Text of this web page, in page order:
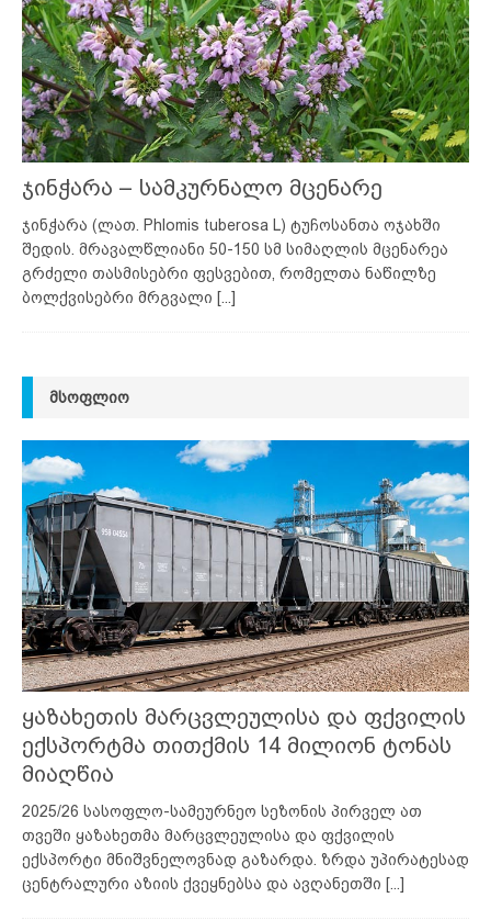
ჯინჭარა – სამკურნალო მცენარე
ჯინჭარა (ლათ. Phlomis tuberosa L) ტუჩოსანთა ოჯახში
შედის. მრავალწლიანი 50-150 სმ სიმაღლის მცენარეა
გრძელი თასმისებრი ფესვებით, რომელთა ნაწილზე
ბოლქვისებრი მრგვალი [...]
ᲛᲡᲝᲤᲚᲘᲝ
ყაზახეთის მარცვლეულისა და ფქვილის
ექსპორტმა თითქმის 14 მილიონ ტონას
მიაღწია
2025/26 სასოფლო-სამეურნეო სეზონის პირველ ათ
თვეში ყაზახეთმა მარცვლეულისა და ფქვილის
ექსპორტი მნიშვნელოვნად გაზარდა. ზრდა უპირატესად
ცენტრალური აზიის ქვეყნებსა და ავღანეთში [...]